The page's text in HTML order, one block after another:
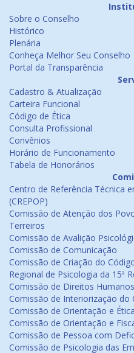
Sobre o Conselho
Histórico
Plenária
Conheça Melhor Seu Conselho
Portal da Transparência
Cadastro & Atualização
Carteira Funcional
Código de Ética
Consulta Profissional
Convênios
Horário de Funcionamento
Tabela de Honorários
Centro de Referência Técnica
(CREPOP)
Comissão de Atenção dos
Terreiros
Comissão de Avalição
Comissão de Comunicação
Comissão de Criação do
Regional de Psicologia da 15ª
Comissão de Direitos Humanos
Comissão de Interiorização do
Comissão de Orientação e
Comissão de Orientação e
Comissão de Pessoa com
Comissão de Psicologia das